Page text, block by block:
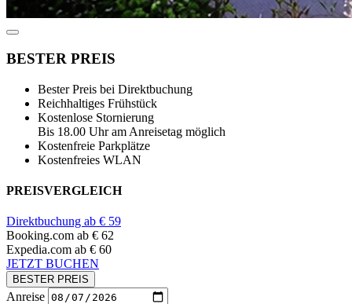
BESTER PREIS
Bester Preis bei Direktbuchung
Reichhaltiges Frühstück
Kostenlose Stornierung
Bis 18.00 Uhr am Anreisetag möglich
Kostenfreie Parkplätze
Kostenfreies WLAN
PREISVERGLEICH
Direktbuchung ab € 59
Booking.com ab € 62
Expedia.com ab € 60
JETZT BUCHEN
BESTER PREIS
Anreise